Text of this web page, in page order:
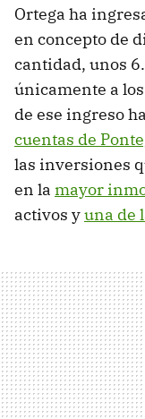
Ortega ha
en concepto de
cantidad, unos
únicamente a
de ese ingreso
cuentas de
las inversiones
en la mayor
activos yuna de